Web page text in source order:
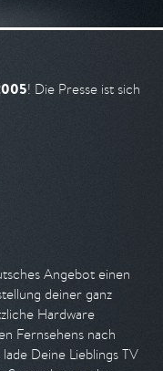
! Die Presse ist sich
Angebot einen
deiner ganz
Hardware
Fernsehens nach
Deine Lieblings TV